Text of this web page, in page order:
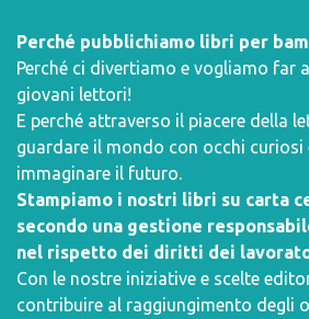
Perché pubblichiamo libri per
Perché ci divertiamo e vogliamo far
giovani lettori!
E perché attraverso il piacere della
guardare il mondo con occhi curiosi
immaginare il futuro.
Stampiamo i nostri libri su carta
secondo una gestione
nel rispetto dei diritti dei
Con le nostre iniziative e scelte
contribuire al raggiungimento degli